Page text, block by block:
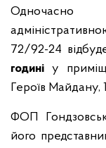
Одночасно
72/92-24
годині у
Героїв Майдану,
ФОП
його